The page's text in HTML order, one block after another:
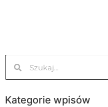
Kategorie wpisów